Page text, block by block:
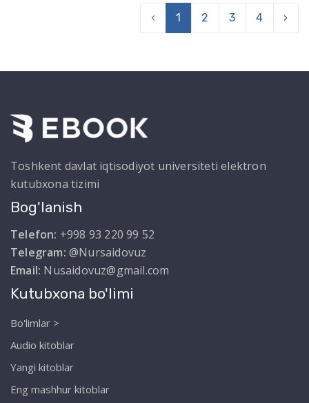
‹ 1 2 3 4 ›
Toshkent davlat iqtisodiyot universiteti elektron
kutubxona tizimi
Bog'lanish
Telefon: +998 93 220 99 52
Telegram: @Nursaidovuz
Email: Nusaidovuz@gmail.com
Kutubxona bo'limi
Bo'limlar >
Audio kitoblar
Yangi kitoblar
Eng mashhur kitoblar